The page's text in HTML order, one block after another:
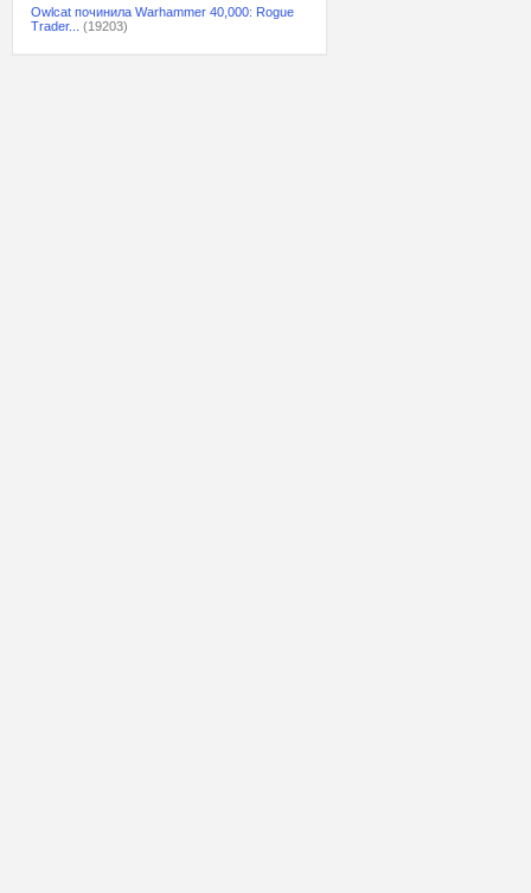
Owlcat починила Warhammer 40,000: Rogue
Trader...
(19203)